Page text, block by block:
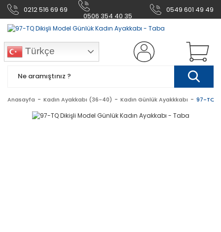
0212 516 69 69
0506 354 40 35
0549 601 49 49
Türkçe
Anasayfa Kadın Ayakkabı (36-40) Kadın Günlük Ayakkkabı 97-TQ